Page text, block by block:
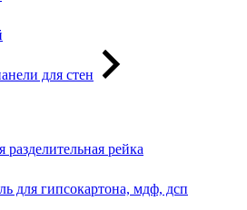
для стен
разделительная рейка
для гипсокартона, мдф, дсп